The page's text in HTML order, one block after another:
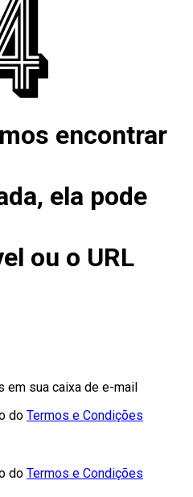
encontrar
ela pode
ou o URL
em sua caixa de e-mail
do Termos e Condições
do Termos e Condições